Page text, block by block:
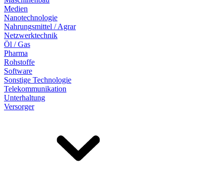
Medien
Nanotechnologie
Nahrungsmittel / Agrar
Netzwerktechnik
Öl / Gas
Pharma
Rohstoffe
Software
Sonstige Technologie
Telekommunikation
Unterhaltung
Versorger